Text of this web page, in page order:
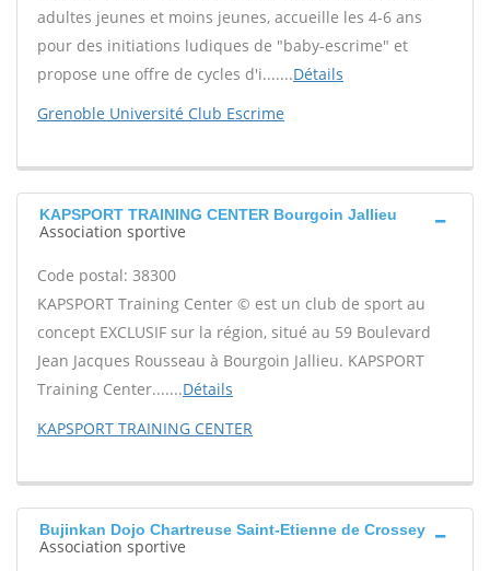
adultes jeunes et moins jeunes, accueille les 4-6 ans
pour des initiations ludiques de "baby-escrime" et
propose une offre de cycles d'i.......Détails
Grenoble Université Club Escrime
KAPSPORT TRAINING CENTER Bourgoin Jallieu
Association sportive
Code postal: 38300
KAPSPORT Training Center © est un club de sport au
concept EXCLUSIF sur la région, situé au 59 Boulevard
Jean Jacques Rousseau à Bourgoin Jallieu. KAPSPORT
Training Center.......Détails
KAPSPORT TRAINING CENTER
Bujinkan Dojo Chartreuse Saint-Etienne de Crossey
Association sportive